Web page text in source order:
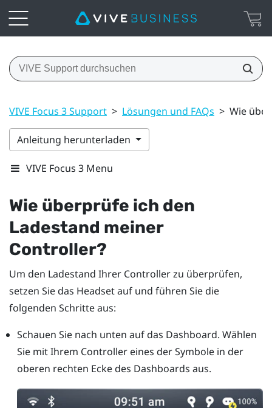
VIVE Focus 3 Support > Lösungen und FAQs > Wie
Anleitung herunterladen
VIVE Focus 3 Menu
Wie überprüfe ich den
Ladestand meiner
Controller?
Um den Ladestand Ihrer Controller zu überprüfen,
setzen Sie das Headset auf und führen Sie die
folgenden Schritte aus:
Schauen Sie nach unten auf das Dashboard. Wählen
Sie mit Ihrem Controller eines der Symbole in der
oberen rechten Ecke des Dashboards aus.